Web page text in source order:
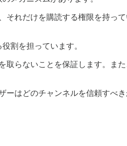
れだけを購読する権限を持っ
割を担っています。
取らないことを保証します。
はどのチャンネルを信頼す